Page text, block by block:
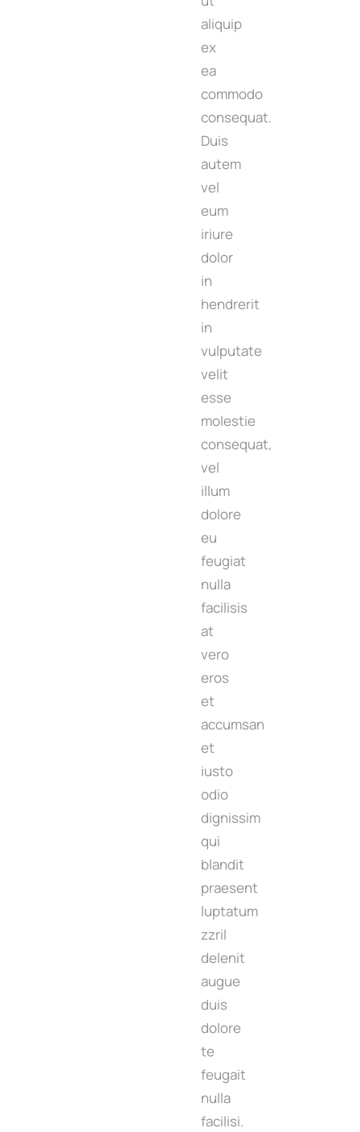
aliquip
ex
ea
commodo
consequat.
Duis
autem
vel
eum
iriure
dolor
in
hendrerit
in
vulputate
velit
esse
molestie
consequat,
vel
illum
dolore
eu
feugiat
nulla
facilisis
at
vero
eros
et
accumsan
et
iusto
odio
dignissim
qui
blandit
praesent
luptatum
zzril
delenit
augue
duis
dolore
te
feugait
nulla
facilisi.